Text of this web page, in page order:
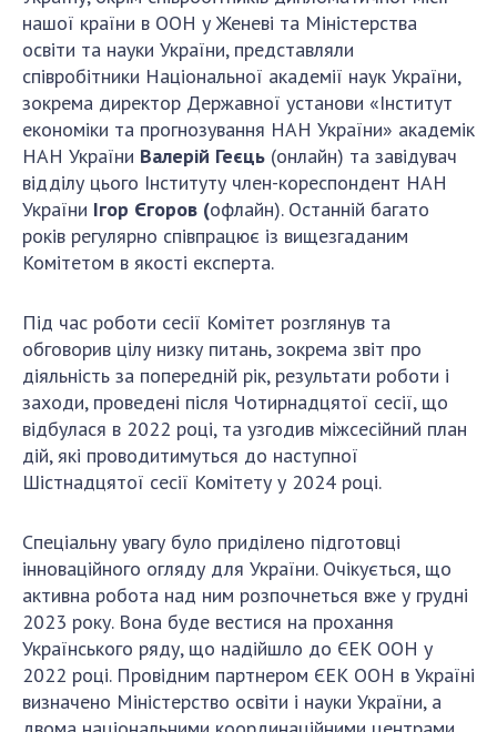
науковими приладами НАН України
Оцінювання ефективності діяльності
наукових установ
Конкурси наукових досліджень НАН України
Відкрита наука в НАН України
Підготовка наукових кадрів
Робота з молоддю
Членство в міжнародних організаціях
Міжнародні угоди
Міжнародні програми та конкурси
ДОКУМЕНТИ
Нормативні акти НАН України
Вибори до складу НАН України
Бланки документів
НОВИНИ
ЗАСІДАННЯ ПРЕЗИДІЇ НАН УКРАЇНИ
НАУКОВІ ВИДАННЯ
нашої країни в ООН у Женеві та Міністерства
освіти та науки України, представляли
співробітники Національної академії наук України,
зокрема директор Державної установи «Інститут
економіки та прогнозування НАН України» академік
НАН України Валерій Геєць (онлайн) та завідувач
відділу цього Інституту член-кореспондент НАН
України Ігор Єгоров (офлайн). Останній багато
років регулярно співпрацює із вищезгаданим
Комітетом в якості експерта.
Під час роботи сесії Комітет розглянув та
обговорив цілу низку питань, зокрема звіт про
діяльність за попередній рік, результати роботи і
заходи, проведені після Чотирнадцятої сесії, що
відбулася в 2022 році, та узгодив міжсесійний план
дій, які проводитимуться до наступної
Шістнадцятої сесії Комітету у 2024 році.
Спеціальну увагу було приділено підготовці
інноваційного огляду для України. Очікується, що
активна робота над ним розпочнеться вже у грудні
2023 року. Вона буде вестися на прохання
Українського ряду, що надійшло до ЄЕК ООН у
2022 році. Провідним партнером ЄЕК ООН в Україні
визначено Міністерство освіти і науки України, а